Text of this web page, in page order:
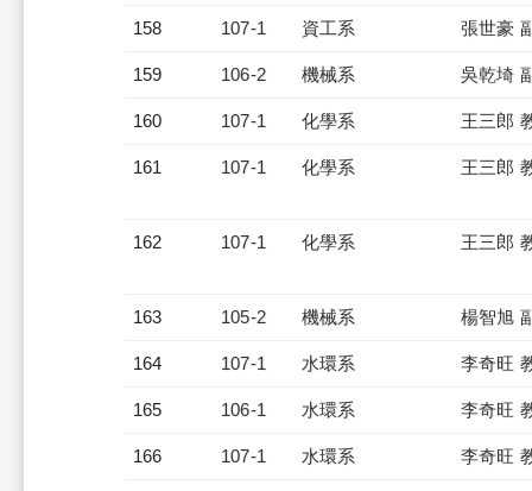
158 107-1 資工系 張世豪
159 106-2 機械系 吳乾埼
160 107-1 化學系 王三郎
161 107-1 化學系 王三郎
162 107-1 化學系 王三郎
163 105-2 機械系 楊智旭
164 107-1 水環系 李奇旺
165 106-1 水環系 李奇旺
166 107-1 水環系 李奇旺